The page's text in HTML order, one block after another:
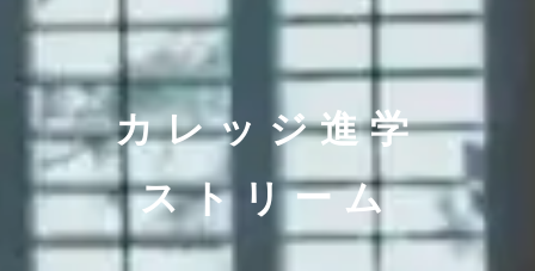
カレッジ進学
ストリーム